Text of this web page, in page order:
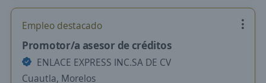
Empleo destacado
Promotor/a asesor de créditos
ENLACE EXPRESS INC.SA DE CV
Cuautla, Morelos